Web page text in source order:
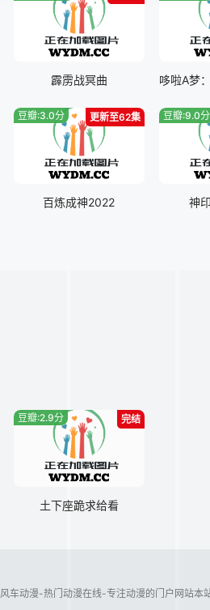
霹雳战冥曲
更新至62集
豆瓣:3.0分
百炼成神2022
豆瓣:9.0分
神
完结
豆瓣:2.9分
土下座跪求给看
风车动漫-热门动漫在线-专注动漫的门户网站本